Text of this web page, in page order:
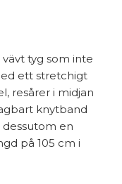
tyg som inte
ett stretchigt
resårer i midjan
knytband
dessutom en
på 105 cm i